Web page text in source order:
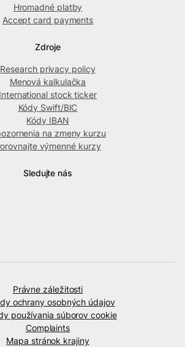
Hromadné platby
Accept card payments
Zdroje
Research privacy policy
Menová kalkulačka
International stock ticker
Kódy Swift/BIC
Kódy IBAN
na zmeny kurzu
výmenné kurzy
Sledujte nás
Právne záležitosti
ochrany osobných údajov
používania súborov cookie
Complaints
Mapa stránok krajiny